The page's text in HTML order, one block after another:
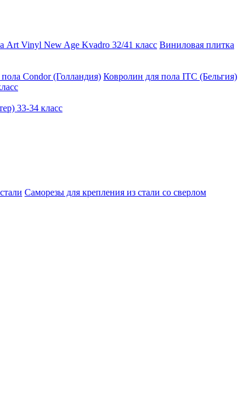
Art Vinyl New Age Kvadro 32/41 класс Виниловая плитка
Condor (Голландия) Ковролин для пола ITC (Бельгия)
33-34 класс
Саморезы для крепления из стали со сверлом